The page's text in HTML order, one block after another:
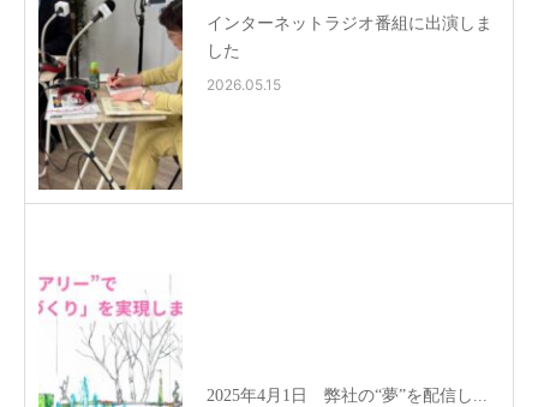
インターネットラジオ番組に出演しま
した
2026.05.15
2025年4月1日 弊社の“夢”を配信し...